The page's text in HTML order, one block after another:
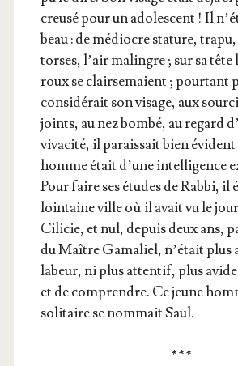
creu­sé pour un ado­lescent ! Il
beau : de médiocre sta­ture, tra­pu,
torses, l’air malingre ; sur sa tête
roux se clair­se­maient ; pour­tant
consi­dé­rait son visage, aux
joints, au nez bom­bé, au regard
viva­ci­té, il parais­sait bien évident
homme était d’une intel­li­gence
Pour faire ses études de Rab­bi, il
loin­taine ville où il avait vu le
Cili­cie, et nul, depuis deux ans,
du Maître Gama­liel, n’é­tait plus
labeur, ni plus atten­tif, plus
et de com­prendre. Ce jeune
soli­taire se nom­mait Saul.
* * *